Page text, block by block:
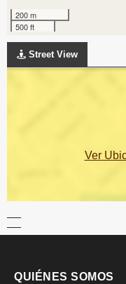
200 m
500 ft
Street View
Ver
QUIÉNES SOMOS